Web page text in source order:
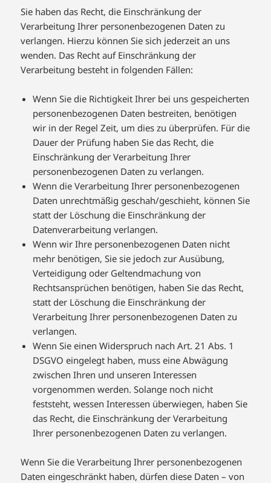
Sie haben das Recht, die Einschränkung der
Verarbeitung Ihrer personenbezogenen Daten zu
verlangen. Hierzu können Sie sich jederzeit an uns
wenden. Das Recht auf Einschränkung der
Verarbeitung besteht in folgenden Fällen:
Wenn Sie die Richtigkeit Ihrer bei uns gespeicherten
personenbezogenen Daten bestreiten, benötigen
wir in der Regel Zeit, um dies zu überprüfen. Für die
Dauer der Prüfung haben Sie das Recht, die
Einschränkung der Verarbeitung Ihrer
personenbezogenen Daten zu verlangen.
Wenn die Verarbeitung Ihrer personenbezogenen
Daten unrechtmäßig geschah/geschieht, können Sie
statt der Löschung die Einschränkung der
Datenverarbeitung verlangen.
Wenn wir Ihre personenbezogenen Daten nicht
mehr benötigen, Sie sie jedoch zur Ausübung,
Verteidigung oder Geltendmachung von
Rechtsansprüchen benötigen, haben Sie das Recht,
statt der Löschung die Einschränkung der
Verarbeitung Ihrer personenbezogenen Daten zu
verlangen.
Wenn Sie einen Widerspruch nach Art. 21 Abs. 1
DSGVO eingelegt haben, muss eine Abwägung
zwischen Ihren und unseren Interessen
vorgenommen werden. Solange noch nicht
feststeht, wessen Interessen überwiegen, haben Sie
das Recht, die Einschränkung der Verarbeitung
Ihrer personenbezogenen Daten zu verlangen.
Wenn Sie die Verarbeitung Ihrer personenbezogenen
Daten eingeschränkt haben, dürfen diese Daten – von